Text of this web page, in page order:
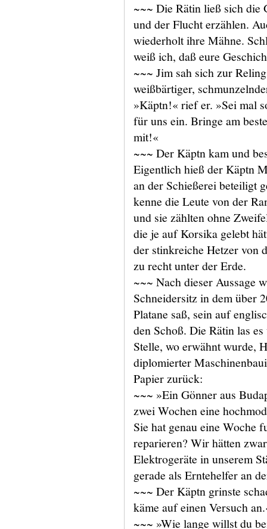
~~~ Die Rätin ließ sich die
und der Flucht erzählen.
wiederholt ihre Mähne.
weiß ich, daß eure
~~~ Jim sah sich zur
weißbärtiger,
»Käptn!« rief er. »Sei mal
für uns ein. Bringe am
mit!«
~~~ Der Käptn kam und
Eigentlich hieß der Käptn
an der Schießerei beteiligt
kenne die Leute von der
und sie zählten ohne
die je auf Korsika gelebt
der stinkreiche Hetzer von
zu recht unter der Erde.
~~~ Nach dieser Aussage
Schneidersitz in dem über
Platane saß, sein auf
den Schoß. Die Rätin las
Stelle, wo erwähnt wurde,
diplomierter
Papier zurück:
~~~ »Ein Gönner aus
zwei Wochen eine
Sie hat genau eine Woche
reparieren? Wir hätten
Elektrogeräte in unserem
gerade als Erntehelfer an
~~~ Der Käptn grinste
käme auf einen Versuch
~~~ »Wie lange willst du